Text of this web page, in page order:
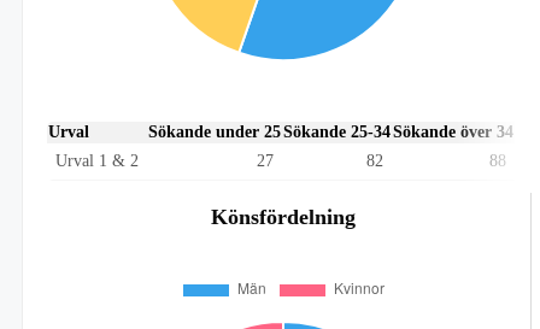
Urval Sökande under 25Sökande 25-34Sökande över 34
Urval 1 & 2
27 82 88
Könsfördelning